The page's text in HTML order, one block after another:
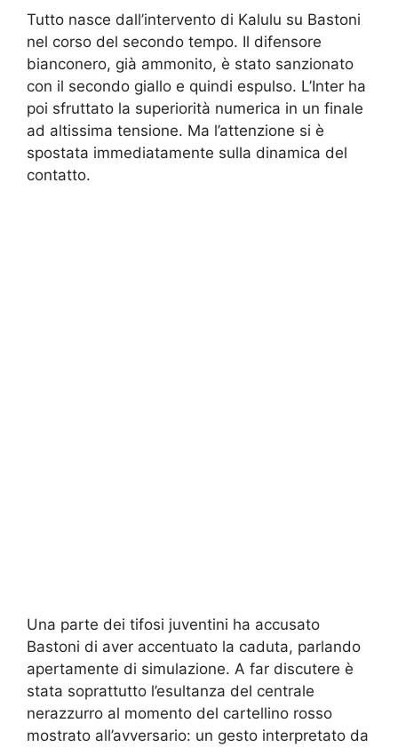
Tutto nasce dall’intervento di Kalulu su Bastoni
nel corso del secondo tempo. Il difensore
bianconero, già ammonito, è stato sanzionato
con il secondo giallo e quindi espulso. L’Inter ha
poi sfruttato la superiorità numerica in un finale
ad altissima tensione. Ma l’attenzione si è
spostata immediatamente sulla dinamica del
contatto.
Una parte dei tifosi juventini ha accusato
Bastoni di aver accentuato la caduta, parlando
apertamente di simulazione. A far discutere è
stata soprattutto l’esultanza del centrale
nerazzurro al momento del cartellino rosso
mostrato all’avversario: un gesto interpretato da